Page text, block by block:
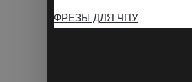
ФРЕЗЫ ДЛЯ ЧПУ